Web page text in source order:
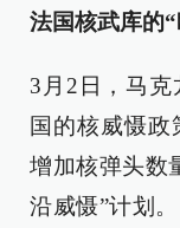
法国核武库的
3月2日，马
国的核威慑
增加核弹头数
沿威慑”计划